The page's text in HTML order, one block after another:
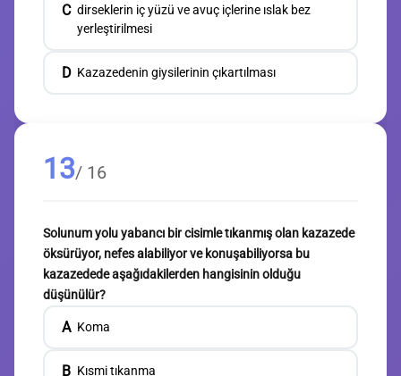
C dirseklerin iç yüzü ve avuç içlerine ıslak bez
yerleştirilmesi
D Kazazedenin giysilerinin çıkartılması
13/ 16
Solunum yolu yabancı bir cisimle tıkanmış olan kazazede
öksürüyor, nefes alabiliyor ve konuşabiliyorsa bu
kazazedede aşağıdakilerden hangisinin olduğu
düşünülür?
A Koma
B Kısmi tıkanma